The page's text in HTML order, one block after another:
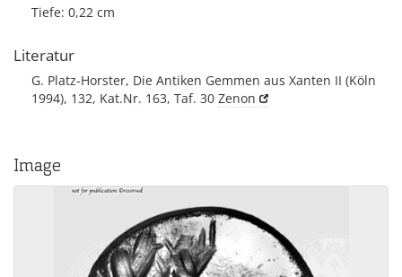
Tiefe: 0,22 cm
Literatur
G. Platz-Horster, Die Antiken Gemmen aus Xanten II (Köln
1994), 132, Kat.Nr. 163, Taf. 30 Zenon
Image